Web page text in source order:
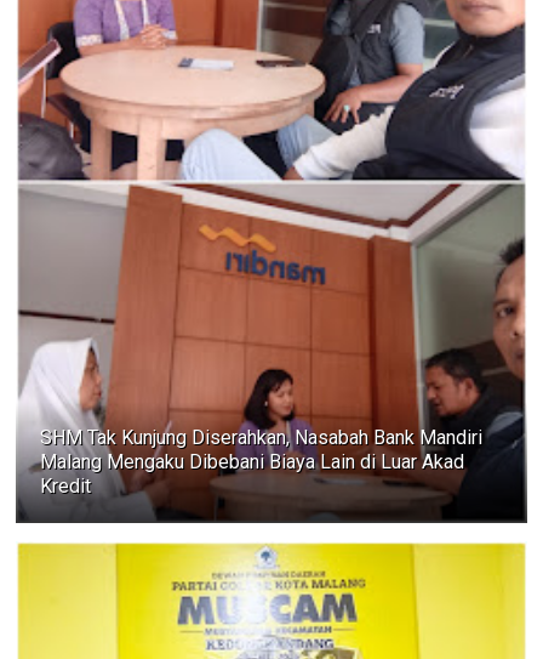
SHM Tak Kunjung Diserahkan, Nasabah Bank Mandiri
Malang Mengaku Dibebani Biaya Lain di Luar Akad
Kredit